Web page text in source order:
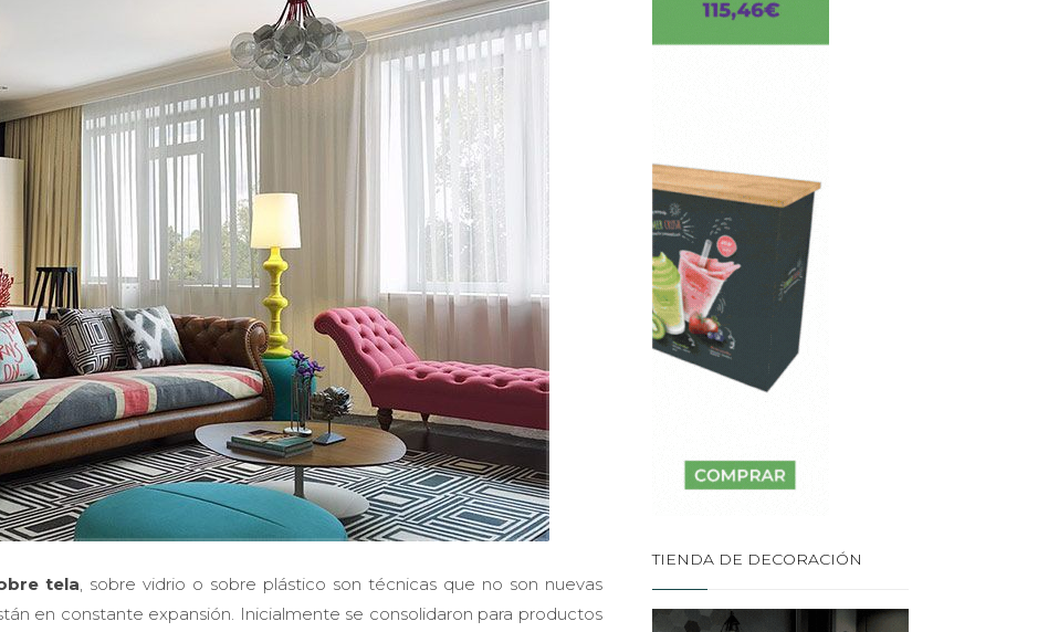
tela, sobre vidrio o sobre plástico son técnicas que no son nuevas
en constante expansión. Inicialmente se consolidaron para productos
TIENDA DE DECORACIÓN